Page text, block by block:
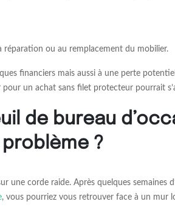
réparation ou au remplacement du mobilier.
financiers mais aussi à une perte
un achat sans filet protecteur pourrait
de bureau
?
une corde raide. Après quelques
, vous pourriez vous retrouver face à un mur